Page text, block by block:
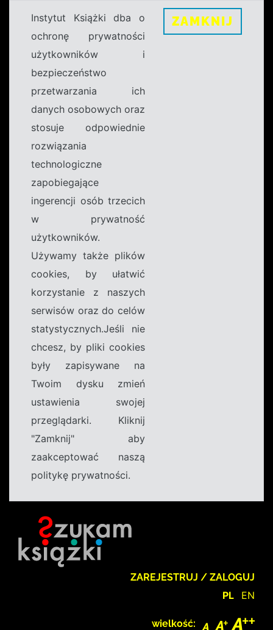
Instytut Książki dba o
ochronę prywatności
użytkowników i
bezpieczeństwo
przetwarzania ich
danych osobowych oraz
stosuje odpowiednie
rozwiązania
technologiczne
zapobiegające
ingerencji osób trzecich
w prywatność
użytkowników.
Używamy także plików
cookies, by ułatwić
korzystanie z naszych
serwisów oraz do celów
statystycznych.Jeśli nie
chcesz, by pliki cookies
były zapisywane na
Twoim dysku zmień
ustawienia swojej
przeglądarki. Kliknij
"Zamknij" aby
zaakceptować naszą
politykę prywatności.
ZAMKNIJ
ZAREJESTRUJ / ZALOGUJ
PL EN
wielkość: